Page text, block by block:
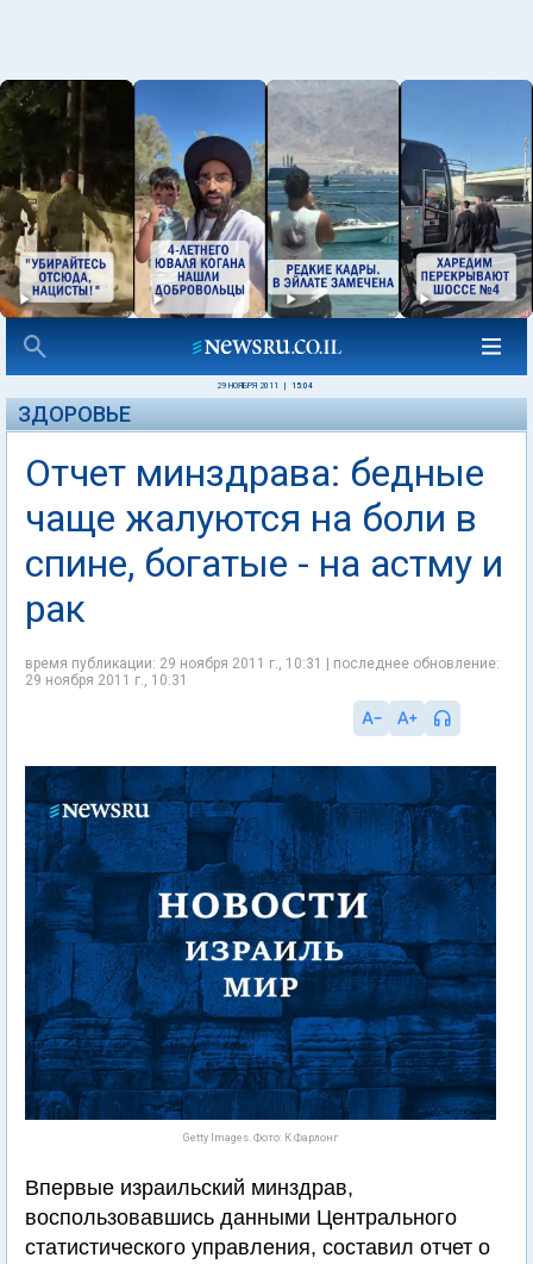
29 НОЯБРЯ 2011 15:04
ЗДОРОВЬЕ
Отчет минздрава: бедные
чаще жалуются на боли в
спине, богатые - на астму и
рак
время публикации: 29 ноября 2011 г., 10:31 | последнее обновление:
29 ноября 2011 г., 10:31
Getty Images. Фото: К.Фарлонг
Впервые израильский минздрав,
воспользовавшись данными Центрального
статистического управления, составил отчет о